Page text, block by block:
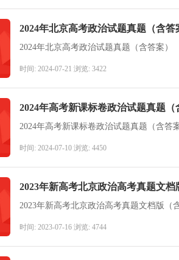
2024年北京高考政治试题真题（含答
2024年北京高考政治试题真题（含答案）
时间: 2024-07-21 浏览: 3422
2024年高考新课标卷政治试题真题（
2024年高考新课标卷政治试题真题（含答
时间: 2024-07-10 浏览: 4450
2023年新高考北京政治高考真题文档
2023年新高考北京政治高考真题文档版（
时间: 2023-07-16 浏览: 4744